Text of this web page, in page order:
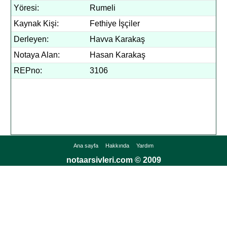
Yöresi:
Rumeli
Kaynak Kişi:
Fethiye İşçiler
Derleyen:
Havva Karakaş
Notaya Alan:
Hasan Karakaş
REPno:
3106
Ana sayfa Hakkında Yardım
notaarsivleri.com © 2009